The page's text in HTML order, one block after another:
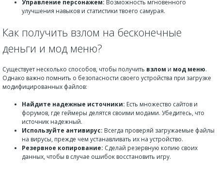
Управление персонажем: Возможность мгновенного
улучшения навыков и статистики твоего самурая.
Как получить взлом на бесконечные
деньги и мод меню?
Существует несколько способов, чтобы получить взлом и мод меню.
Однако важно помнить о безопасности своего устройства при загрузке
модифицированных файлов:
Найдите надежные источники: Есть множество сайтов и
форумов, где геймеры делятся своими модами. Убедитесь, что
источник надежный.
Используйте антивирус: Всегда проверяй загружаемые файлы
на вирусы, прежде чем устанавливать их на устройство.
Резервное копирование: Сделай резервную копию своих
данных, чтобы в случае ошибок восстановить игру.